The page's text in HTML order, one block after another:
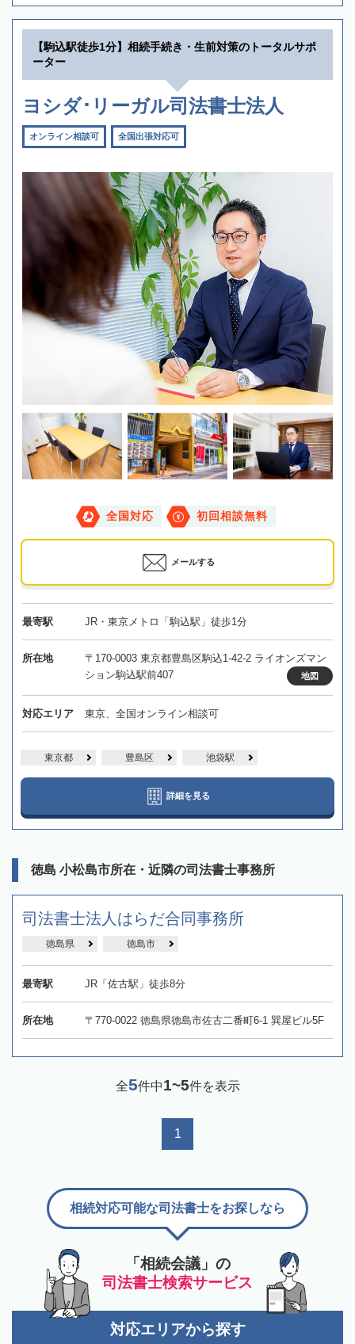
【駒込駅徒歩1分】相続手続き・生前対策のトータルサポ
ーター
ヨシダ･リーガル司法書士法人
オンライン相談可 全国出張対応可
全国対応 初回相談無料
メールする
最寄駅 JR・東京メトロ「駒込駅」徒歩1分
所在地
〒170-0003 東京都豊島区駒込1-42-2 ライオンズマン
ション駒込駅前407
地図
対応エリア 東京、全国オンライン相談可
東京都 豊島区 池袋駅
詳細を見る
徳島 小松島市所在・近隣の司法書士事務所
司法書士法人はらだ合同事務所
徳島県 徳島市
最寄駅 JR「佐古駅」徒歩8分
所在地 〒770-0022 徳島県徳島市佐古二番町6-1 巽屋ビル5F
全5件中1~5件を表示
1
「相続会議」の
司法書士検索サービス
相続対応可能な司法書士をお探しなら
対応エリアから探す